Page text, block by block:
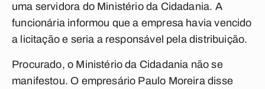
uma servidora do Ministério da Cidadania. A
funcionária informou que a empresa havia vencido
a licitação e seria a responsável pela distribuição.
Procurado, o Ministério da Cidadania não se
manifestou. O empresário Paulo Moreira disse